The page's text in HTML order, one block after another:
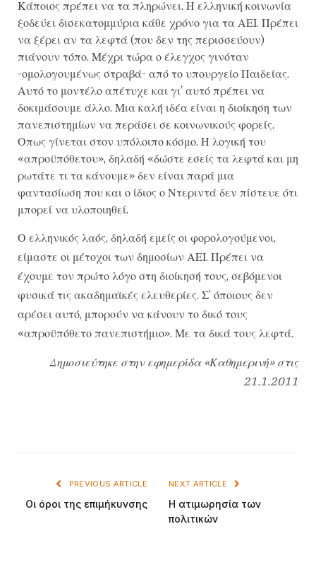
Κάποιος πρέπει να τα πληρώνει. Η ελληνική κοινωνία
ξοδεύει δισεκατομμύρια κάθε χρόνο για τα ΑΕΙ. Πρέπει
να ξέρει αν τα λεφτά (που δεν της περισσεύουν)
πιάνουν τόπο. Μέχρι τώρα ο έλεγχος γινόταν
-ομολογουμένως στραβά- από το υπουργείο Παιδείας.
Αυτό το μοντέλο απέτυχε και γι’ αυτό πρέπει να
δοκιμάσουμε άλλο. Μια καλή ιδέα είναι η διοίκηση των
πανεπιστημίων να περάσει σε κοινωνικούς φορείς.
Οπως γίνεται στον υπόλοιπο κόσμο. Η λογική του
«απροϋπόθετου», δηλαδή «δώστε εσείς τα λεφτά και μη
ρωτάτε τι τα κάνουμε» δεν είναι παρά μια
φαντασίωση που και ο ίδιος ο Ντεριντά δεν πίστευε ότι
μπορεί να υλοποιηθεί.
Ο ελληνικός λαός, δηλαδή εμείς οι φορολογούμενοι,
είμαστε οι μέτοχοι των δημοσίων ΑΕΙ. Πρέπει να
έχουμε τον πρώτο λόγο στη διοίκησή τους, σεβόμενοι
φυσικά τις ακαδημαϊκές ελευθερίες. Σ’ όποιους δεν
αρέσει αυτό, μπορούν να κάνουν το δικό τους
«απροϋπόθετο πανεπιστήμιο». Με τα δικά τους λεφτά.
Δημοσιεύτηκε στην εφημερίδα «Καθημερινή» στις
21.1.2011
PREVIOUS ARTICLE
Οι όροι της επιμήκυνσης
NEXT ARTICLE
Η ατιμωρησία των
πολιτικών